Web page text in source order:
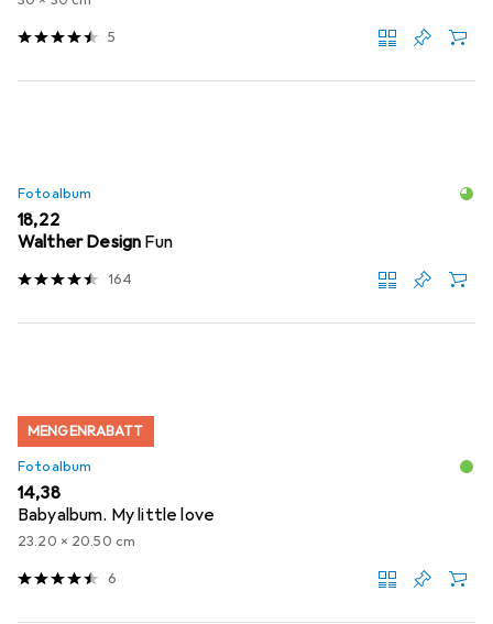
5
Fotoalbum
EUR
18,22
Walther Design Fun
164
MENGENRABATT
Fotoalbum
EUR
14,38
Babyalbum. My little love
23.20 x 20.50 cm
6